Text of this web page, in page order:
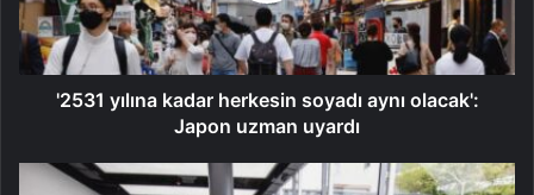
'2531 yılına kadar herkesin soyadı aynı olacak':
Japon uzman uyardı